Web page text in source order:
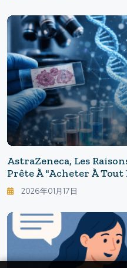
AstraZeneca, Les
Prête À "acheter À
- Comment L'acquisition
Transformer Le
2026年01月17日